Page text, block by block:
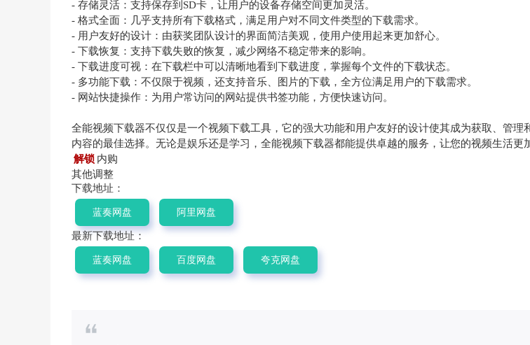
- 存储灵活：支持保存到SD卡，让用户的设备存储空间更加灵活。
- 格式全面：几乎支持所有下载格式，满足用户对不同文件类型的下载需求。
- 用户友好的设计：由获奖团队设计的界面简洁美观，使用户使用起来更加舒心。
- 下载恢复：支持下载失败的恢复，减少网络不稳定带来的影响。
- 下载进度可视：在下载栏中可以清晰地看到下载进度，掌握每个文件的下载状态。
- 多功能下载：不仅限于视频，还支持音乐、图片的下载，全方位满足用户的下载需求。
- 网站快捷操作：为用户常访问的网站提供书签功能，方便快速访问。
全能视频下载器不仅仅是一个视频下载工具，它的强大功能和用户友好的设计使其成为获取、管理
内容的最佳选择。无论是娱乐还是学习，全能视频下载器都能提供卓越的服务，让您的视频生活更
解锁 内购
其他调整
下载地址：
蓝奏网盘 阿里网盘
最新下载地址：
蓝奏网盘 百度网盘 夸克网盘